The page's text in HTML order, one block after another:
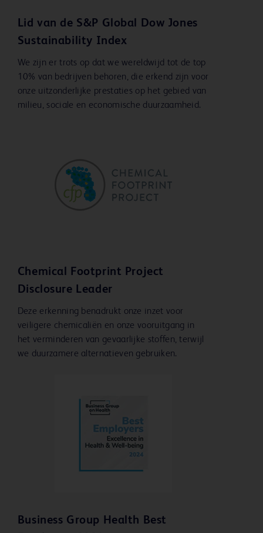
Lid van de S&P Global Dow Jones
Sustainability Index
We zijn er trots op dat we wereldwijd tot de top
10% van bedrijven behoren, die erkend zijn voor
onze uitzonderlijke prestaties op het gebied van
milieu, sociale en economische duurzaamheid.
Chemical Footprint Project
Disclosure Leader
Deze erkenning benadrukt onze inzet voor
veiligere chemicaliën en onze vooruitgang in
het verminderen van gevaarlijke stoffen, terwijl
we duurzamere alternatieven gebruiken.
Business Group Health Best